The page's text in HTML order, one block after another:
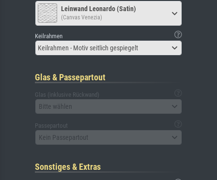
Leinwand Leonardo (Satin)
(Canvas Venezia)
Keilrahmen
Keilrahmen - Motiv seitlich gespiegelt
Glas & Passepartout
Glas (inklusive Rückwand)
Bitte wählen
Passepartout
Kein Passepartout
Sonstiges & Extras